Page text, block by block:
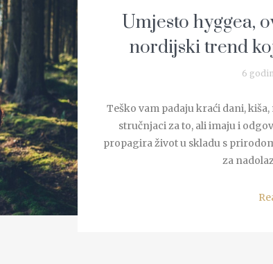
Umjesto hyggea,
nordijski trend
6
Teško vam padaju kraći dani,
stručnjaci za to, ali imaju i
propagira život u skladu s
za